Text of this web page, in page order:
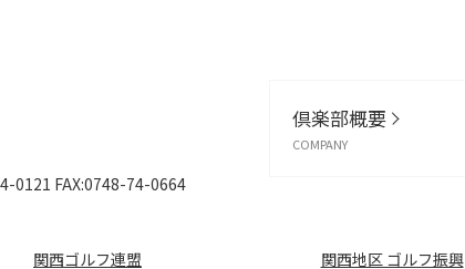
倶楽部概要
COMPANY
0121 FAX:0748-74-0664
関西ゴルフ連盟 関西地区 ゴルフ振興